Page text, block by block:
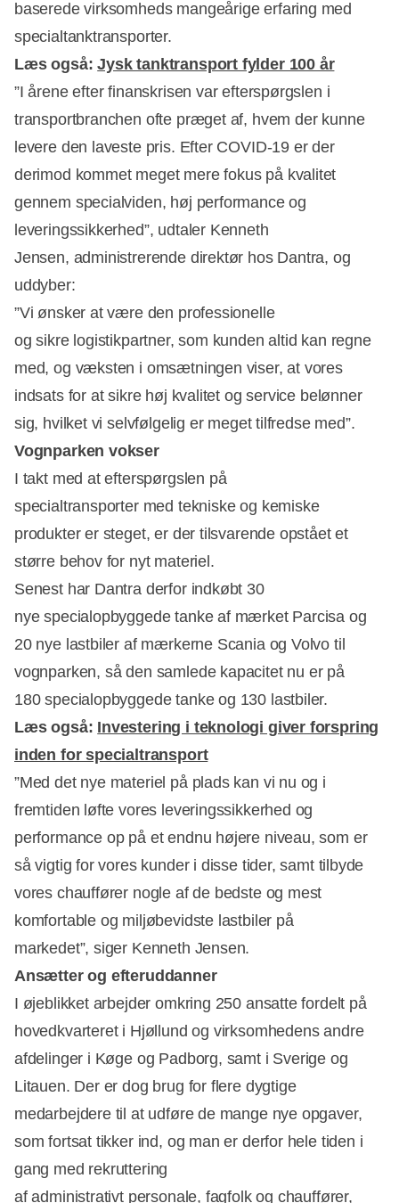
baserede virksomheds mangeårige erfaring med
specialtanktransporter.
Læs også:Jysk tanktransport fylder 100 år
”I årene efter finanskrisen var efterspørgslen i
transportbranchen ofte præget af, hvem der kunne
levere den laveste pris. Efter COVID-19 er der
derimod kommet meget mere fokus på kvalitet
gennem specialviden, høj performance og
leveringssikkerhed”, udtaler Kenneth
Jensen, administrerende direktør hos Dantra, og
uddyber:
”Vi ønsker at være den professionelle
og sikre logistikpartner, som kunden altid kan regne
med, og væksten i omsætningen viser, at vores
indsats for at sikre høj kvalitet og service belønner
sig, hvilket vi selvfølgelig er meget tilfredse med”.
Vognparken vokser
I takt med at efterspørgslen på
specialtransporter med tekniske og kemiske
produkter er steget, er der tilsvarende opstået et
større behov for nyt materiel.
Senest har Dantra derfor indkøbt 30
nye specialopbyggede tanke af mærket Parcisa og
20 nye lastbiler af mærkerne Scania og Volvo til
vognparken, så den samlede kapacitet nu er på
180 specialopbyggede tanke og 130 lastbiler.
Læs også: Investering i teknologi giver forspring
inden for specialtransport
”Med det nye materiel på plads kan vi nu og i
fremtiden løfte vores leveringssikkerhed og
performance op på et endnu højere niveau, som er
så vigtig for vores kunder i disse tider, samt tilbyde
vores chauffører nogle af de bedste og mest
komfortable og miljøbevidste lastbiler på
markedet”, siger Kenneth Jensen.
Ansætter og efteruddanner
I øjeblikket arbejder omkring 250 ansatte fordelt på
hovedkvarteret i Hjøllund og virksomhedens andre
afdelinger i Køge og Padborg, samt i Sverige og
Litauen. Der er dog brug for flere dygtige
medarbejdere til at udføre de mange nye opgaver,
som fortsat tikker ind, og man er derfor hele tiden i
gang med rekruttering
af administrativt personale, fagfolk og chauffører,